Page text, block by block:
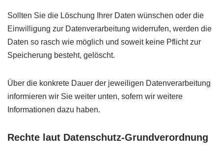
Sollten Sie die Löschung Ihrer Daten wünschen oder die
Einwilligung zur Datenverarbeitung widerrufen, werden die
Daten so rasch wie möglich und soweit keine Pflicht zur
Speicherung besteht, gelöscht.
Über die konkrete Dauer der jeweiligen Datenverarbeitung
informieren wir Sie weiter unten, sofern wir weitere
Informationen dazu haben.
Rechte laut Datenschutz-Grundverordnung